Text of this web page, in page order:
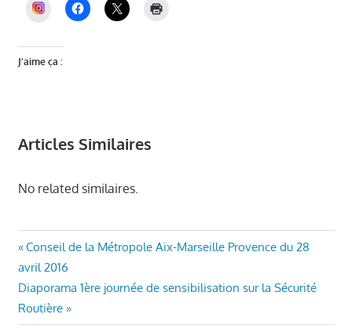
INSTAGRAM
J’aime ça :
Articles Similaires
No related similaires.
EVÈNEMENTS
ENSEMBLE
MAIRIE
AURIOL
Navigation
de
l’article
Article
précédent
:
Conseil de la Métropole Aix-Marseille Provence du 28
avril 2016
Article
suivant
:
Diaporama 1ère journée de sensibilisation sur la Sécurité
Routière